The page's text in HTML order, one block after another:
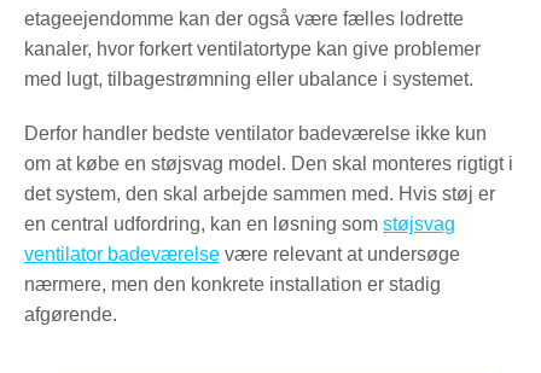
etageejendomme kan der også være fælles lodrette
kanaler, hvor forkert ventilatortype kan give problemer
med lugt, tilbagestrømning eller ubalance i systemet.
Derfor handler bedste ventilator badeværelse ikke kun
om at købe en støjsvag model. Den skal monteres rigtigt i
det system, den skal arbejde sammen med. Hvis støj er
en central udfordring, kan en løsning som støjsvag
ventilator badeværelse være relevant at undersøge
nærmere, men den konkrete installation er stadig
afgørende.